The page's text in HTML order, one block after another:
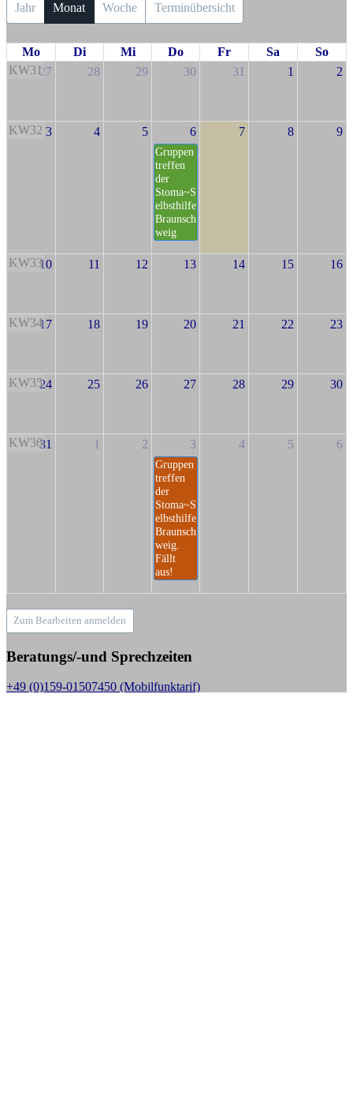
Jahr Monat Woche Terminübersicht
Mo Di Mi Do Fr Sa
So
KW3127 28 29 30 31 1 2
KW32 3 4 5 6
Gruppen
treffen
der
Stoma~S
elbsthilfe
Braunsch
weig
7 8 9
KW3310 11 12 13 14 15 16
KW3417 18 19 20 21 22 23
KW3524 25 26 27 28 29 30
KW3631 1 2 3
Gruppen
treffen
der
Stoma~S
elbsthilfe
Braunsch
weig.
Fällt
aus!
4 5 6
Zum Bearbeiten anmelden
Beratungs/-und Sprechzeiten
+49 (0)159-01507450 (Mobilfunktarif)